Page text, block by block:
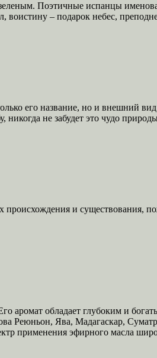
Поэтичные испанцы
воистину – подарок небес,
его название, но и внешний
не забудет это чудо
и существования,
аромат обладает глубоким и
Реюньон, Ява, Мадагаскар,
применения эфирного масла